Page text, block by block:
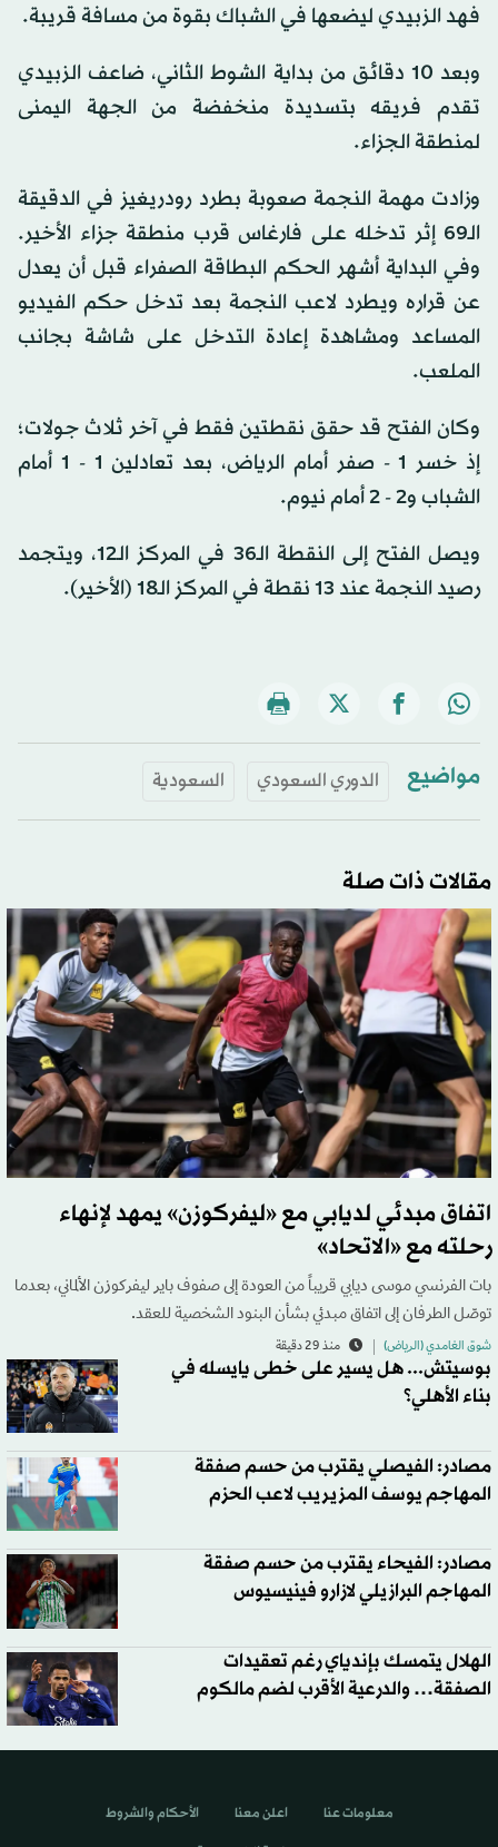
فهد الزبيدي ليضعها في الشباك بقوة من مسافة قريبة.
وبعد 10 دقائق من بداية الشوط الثاني، ضاعف الزبيدي
تقدم فريقه بتسديدة منخفضة من الجهة اليمنى
لمنطقة الجزاء.
وزادت مهمة النجمة صعوبة بطرد رودريغيز في الدقيقة
الـ69 إثر تدخله على فارغاس قرب منطقة جزاء الأخير.
وفي البداية أشهر الحكم البطاقة الصفراء قبل أن يعدل
عن قراره ويطرد لاعب النجمة بعد تدخل حكم الفيديو
المساعد ومشاهدة إعادة التدخل على شاشة بجانب
الملعب.
وكان الفتح قد حقق نقطتين فقط في آخر ثلاث جولات؛
إذ خسر 1 - صفر أمام الرياض، بعد تعادلين 1 - 1 أمام
الشباب و2 - 2 أمام نيوم.
ويصل الفتح إلى النقطة الـ36 في المركز الـ12، ويتجمد
رصيد النجمة عند 13 نقطة في المركز الـ18 (الأخير).
مواضيع الدوري السعودي السعودية
مقالات ذات صلة
اتفاق مبدئي لديابي مع «ليفركوزن» يمهد لإنهاء
رحلته مع «الاتحاد»
بات الفرنسي موسى ديابي قريباً من العودة إلى صفوف باير ليفركوزن الألماني، بعدما
توصّل الطرفان إلى اتفاق مبدئي بشأن البنود الشخصية للعقد.
شوق الغامدي (الرياض) منذ 29 دقيقة
بوسيتش... هل يسير على خطى يايسله في
بناء الأهلي؟
مصادر: الفيصلي يقترب من حسم صفقة
المهاجم يوسف المزيريب لاعب الحزم
مصادر: الفيحاء يقترب من حسم صفقة
المهاجم البرازيلي لازارو فينيسيوس
الهلال يتمسك بإندياي رغم تعقيدات
الصفقة… والدرعية الأقرب لضم مالكوم
معلومات عنا اعلن معنا الأحكام والشروط